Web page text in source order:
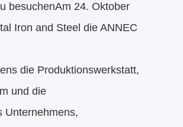
besuchenAm 24. Oktober
Iron and Steel die ANNEC
die Produktionswerkstatt,
und die
Unternehmens,